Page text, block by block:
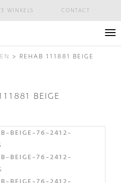
WINKELS CONTACT
> REHAB 111881 BEIGE
BEIGE